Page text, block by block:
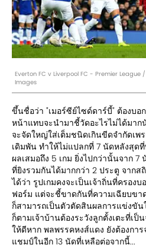
Everton FC v Liverpool FC - Premier
Images
ขึ้นชื่อว่า "เมอร์ซีย์ไซด์ดาร์บี้" ต้องบอ
หน้าแทบจะนำมาชี้วัดอะไรไม่ได้มาก
จะจัดใหญ่ใส่เต็มชนิดเกินขีดจำกัดเพ
เดิมพัน ทำให้ไม่แปลกที่ 7 นัดหลังสุด
ผลเสมอถึง 5 เกม ยิ่งไปกว่านั้นจาก 7
ที่ยิงรวมกันได้มากกว่า 2 ประตู จาก
ได้ว่า รูปเกมคงจะเป็นเจ้าถิ่นที่ครอง
ฟอร์ม แต่จะชี้ขาดกันที่ความเฉียบขา
ก็สามารถเป็นตัวตัดสินผลการแข่งขัน
ก็ตามเจ้าบ้านต้องระวังลูกตั้งเตะที่เ
ให้ดีหาก พลพรรคหงส์แดง ยังต้องกา
แชมป์ในอีก 13 นัดที่เหลือต่อจากนี้...